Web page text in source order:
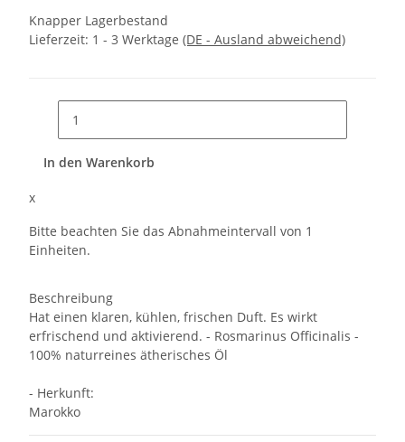
Knapper Lagerbestand
Lieferzeit: 1 - 3 Werktage (DE - Ausland abweichend)
In den Warenkorb
x
Bitte beachten Sie das Abnahmeintervall von 1
Einheiten.
Beschreibung
Hat einen klaren, kühlen, frischen Duft. Es wirkt
erfrischend und aktivierend. - Rosmarinus Officinalis -
100% naturreines ätherisches Öl
- Herkunft:
Marokko